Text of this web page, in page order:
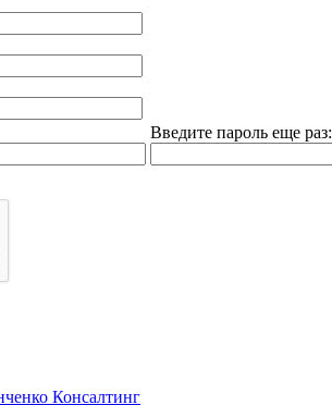
Введите пароль еще раз:
Консалтинг